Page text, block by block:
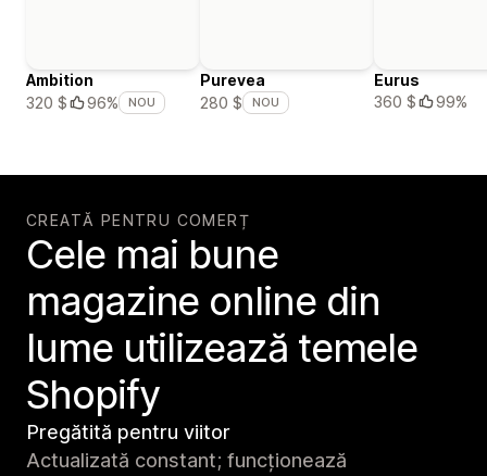
Ambition
320 $
96% NOU
Purevea
280 $
NOU
Eurus
360 $
99%
CREATĂ PENTRU COMERȚ
Cele mai bune
magazine online din
lume utilizează temele
Shopify
Pregătită pentru viitor
Actualizată constant; funcționează